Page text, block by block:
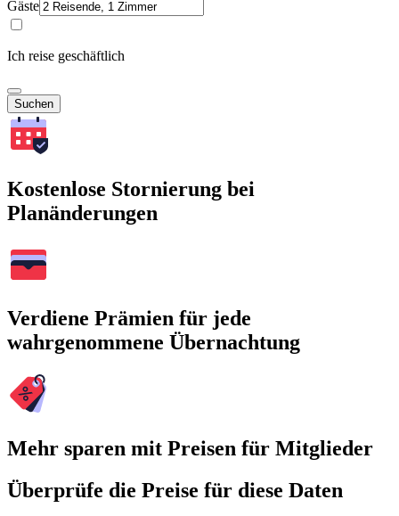
Gäste
Ich reise geschäftlich
Suchen
Kostenlose Stornierung bei
Planänderungen
Verdiene Prämien für jede
wahrgenommene Übernachtung
Mehr sparen mit Preisen für Mitglieder
Überprüfe die Preise für diese Daten